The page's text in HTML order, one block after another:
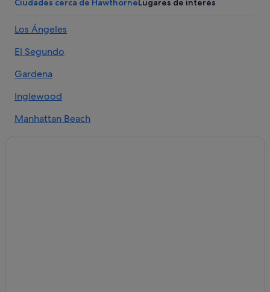
Los Ángeles
El Segundo
Gardena
Inglewood
Manhattan Beach